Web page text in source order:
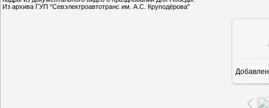
Из архива ГУП "Севэлектроавтотранс им. А.С. Круподёрова"